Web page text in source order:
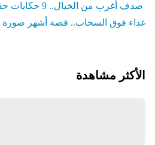
صدف أغرب من الخيال.. 9 حكايات حقيقية ستُدهشك
غداء فوق السحاب.. قصة أشهر
الأكثر مشاهدة